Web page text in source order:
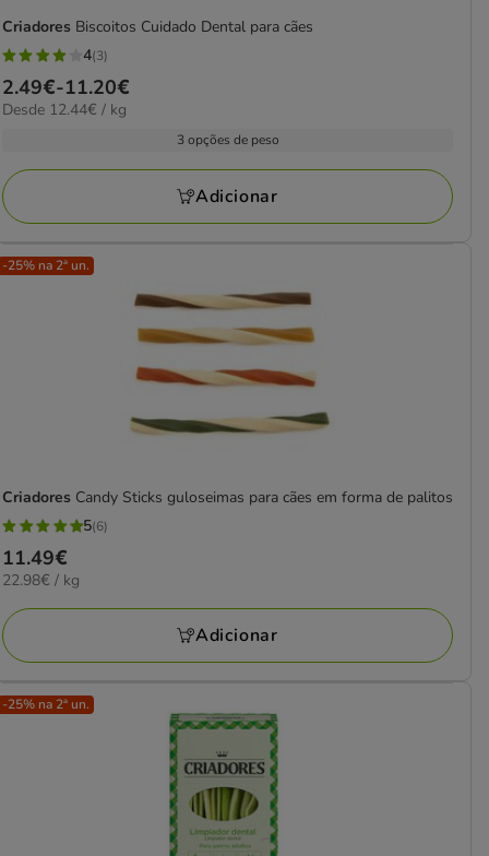
Criadores Biscoitos Cuidado Dental para cães
4
estrelas
com
avaliações
4(3)
Preço
de
11.20€
2.49€-11.20€
12.44€
Desde 12.44€ / kg
3 opções de peso
Adicionar
-25% na 2ª un.
Criadores Candy Sticks guloseimas para cães em forma de palitos
5
estrelas
com
6
avaliações
5(6)
Preço
11.49€
11.49€
22.98€
KG
22.98€ / kg
Adicionar
-25% na 2ª un.